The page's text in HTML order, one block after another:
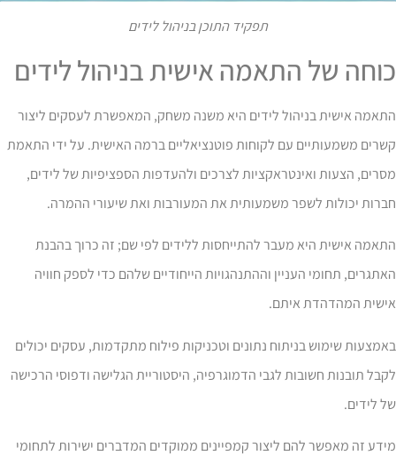
תפקיד התוכן בניהול לידים
של התאמה אישית בניהול לידים
אישית בניהול לידים היא משנה משחק, המאפשרת לעסקים ליצור
משמעותיים עם לקוחות פוטנציאליים ברמה האישית. על ידי התאמת
הצעות ואינטראקציות לצרכים ולהעדפות הספציפיות של לידים,
יכולות לשפר משמעותית את המעורבות ואת שיעורי ההמרה.
אישית היא מעבר להתייחסות ללידים לפי שם; זה כרוך בהבנת
תחומי העניין וההתנהגויות הייחודיים שלהם כדי לספק חוויה
המהדהדת איתם.
שימוש בניתוח נתונים וטכניקות פילוח מתקדמות, עסקים יכולים
תובנות חשובות לגבי הדמוגרפיה, היסטוריית הגלישה ודפוסי הרכישה
לידים.
זה מאפשר להם ליצור קמפיינים ממוקדים המדברים ישירות לתחומי